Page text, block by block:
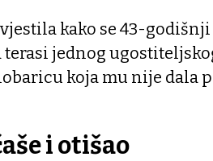
kako se 43-
terasi jednog
koja mu nije dala
i otišao